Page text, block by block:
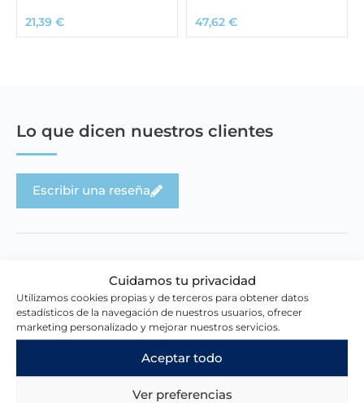
Cuidamos tu privacidad
Utilizamos cookies propias y de terceros para obtener datos
estadísticos de la navegación de nuestros usuarios, ofrecer
marketing personalizado y mejorar nuestros servicios.
Aceptar todo
Ver preferencias
21,39 € 47,62 €
Lo que dicen nuestros clientes
Escribir una reseña
Novedades en la tienda